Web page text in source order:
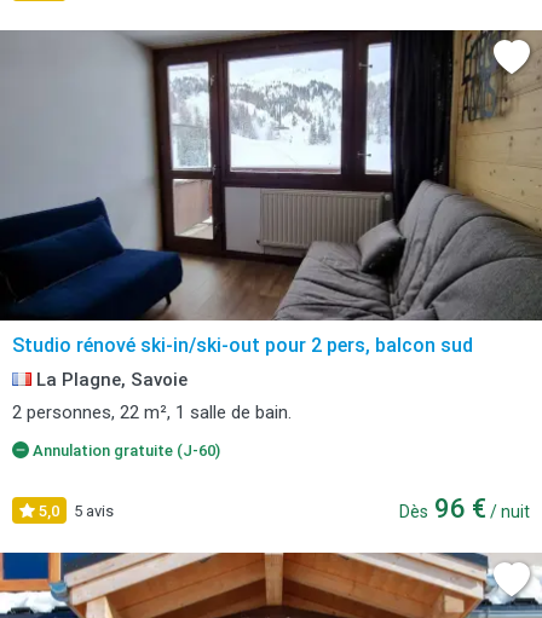
Studio rénové ski-in/ski-out pour 2 pers, balcon sud
La Plagne, Savoie
2 personnes, 22 m², 1 salle de bain.
Annulation gratuite (J-60)
5,0 5 avis Dès 96 € / nuit